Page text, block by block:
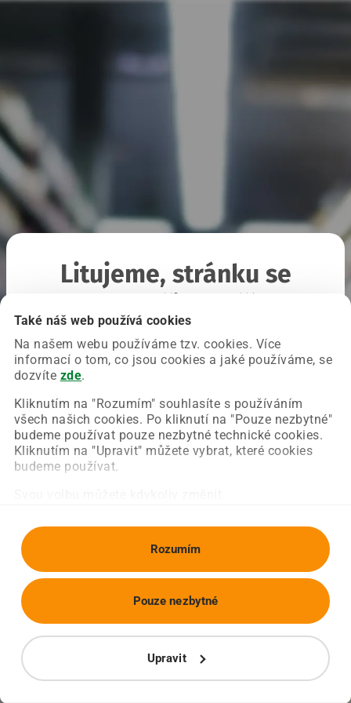
Také náš web používá cookies
Na našem webu používáme tzv. cookies. Více
informací o tom, co jsou cookies a jaké používáme, se
dozvíte zde.
Kliknutím na "Rozumím" souhlasíte s používáním
všech našich cookies. Po kliknutí na "Pouze nezbytné"
budeme používat pouze nezbytné technické cookies.
Kliknutím na "Upravit" můžete vybrat, které cookies
budeme používat.
Rozumím
Upravit
Pouze nezbytné
Litujeme, stránku se
Chyba nastala na naší straně a už ji opravujeme.
Zkuste prosím znovu načíst požadovanou stránku.
Obnovit stránku Úvodní strana